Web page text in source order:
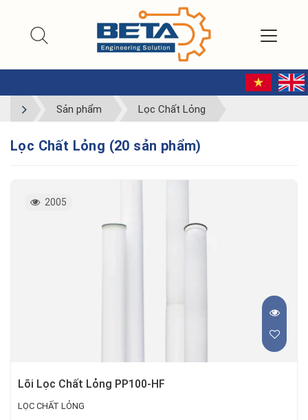
Sản phẩm Lọc Chất Lỏng
Lọc Chất Lỏng (20 sản phẩm)
2005
Lõi Lọc Chất Lỏng PP100-HF
LỌC CHẤT LỎNG